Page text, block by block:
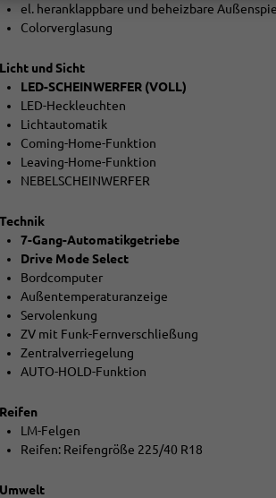
el. heranklappbare und beheizbare
Colorverglasung
Licht und Sicht
LED-SCHEINWERFER (VOLL)
LED-Heckleuchten
Lichtautomatik
Coming-Home-Funktion
Leaving-Home-Funktion
NEBELSCHEINWERFER
Technik
7-Gang-Automatikgetriebe
Drive Mode Select
Bordcomputer
Außentemperaturanzeige
Servolenkung
ZV mit Funk-Fernverschließung
Zentralverriegelung
AUTO-HOLD-Funktion
Reifen
LM-Felgen
Reifen: Reifengröße 225/40 R18
Umwelt